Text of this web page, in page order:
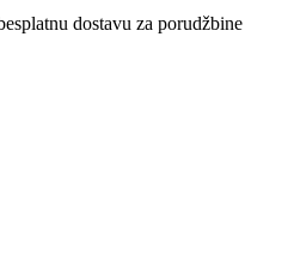
dostavu za porudžbine